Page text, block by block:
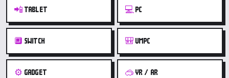
📲 TABLET 💻 PC
🔲 SWITCH 🎒 UMPC
⚙️ GADGET 🥽 VR / AR